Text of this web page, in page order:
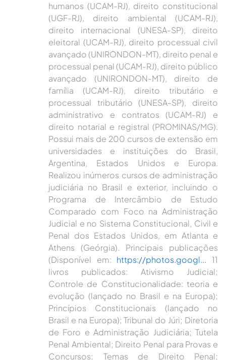
humanos (UCAM-RJ), direito constitucional
(UGF-RJ), direito ambiental (UCAM-RJ),
direito internacional (UNESA-SP), direito
eleitoral (UCAM-RJ), direito processual civil
avançado (UNIRONDON-MT), direito penal e
processual penal (UCAM-RJ), direito público
avançado (UNIRONDON-MT), direito de
família (UCAM-RJ), direito tributário e
processual tributário (UNESA-SP), direito
administrativo e contratos (UCAM-RJ) e
direito notarial e registral (PROMINAS/MG).
Possui mais de 200 cursos de extensão em
universidades e instituições do Brasil,
Argentina, Estados Unidos e Europa.
Realizou inúmeros cursos de administração
judiciária no Brasil e exterior, incluindo o
Programa de Intercâmbio de Estudo
Comparado com Foco na Administração
Judicial e no Sistema Constitucional, Civil e
Penal dos Estados Unidos, em Atlanta e
Athens (Geórgia). Principais publicações
(Disponível em: https://photos.googl... 11
livros publicados: Ativismo Judicial;
Controle de Constitucionalidade: teoria e
evolução (lançado no Brasil e na Europa);
Princípios Constitucionais (lançado no
Brasil e na Europa); Tribunal do Júri; Diretoria
de Foro e Administração Judiciária; Tutela
Penal Ambiental; Direito Penal para Provas e
Concursos; Temas de Direito Penal;